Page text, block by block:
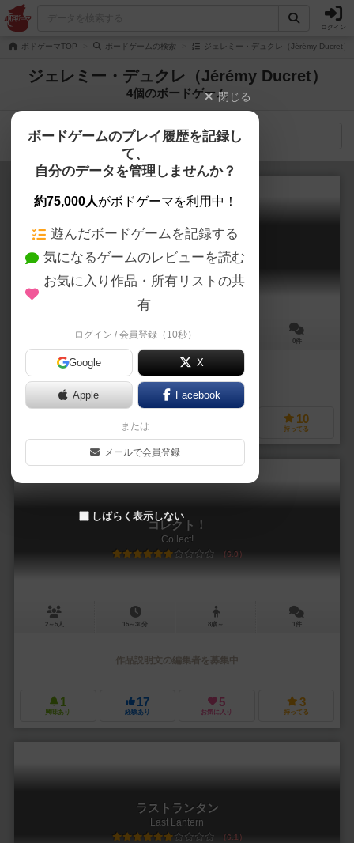
ログイン
ボドゲーマTOP ボードゲームの検索 ジェレミー・デュクレ（Jérémy Ducret
ジェレミー・デュクレ（Jérémy Ducret）
4個のボードゲーム
検索メニュー
大名：皇国の再生
Daimyo: Rebirth of the Empire
60～90分 0件
作品説明文の編集者を募集中
経験あり
10
持ってる
コレクト！
Collect!
6.0
2～5人 15～30分 8歳～ 1件
作品説明文の編集者を募集中
1
興味あり
17
経験あり
5
お気に入り
3
持ってる
ラストランタン
Last Lantern
6.1
閉じる
ボードゲームのプレイ履歴を記録し
て、
自分のデータを管理しませんか？
約75,000人がボドゲーマを利用中！
遊んだボードゲームを記録する
気になるゲームのレビューを読む
お気に入り作品・所有リストの共
有
ログイン / 会員登録（10秒）
Google X
Apple Facebook
または
メールで会員登録
しばらく表示しない